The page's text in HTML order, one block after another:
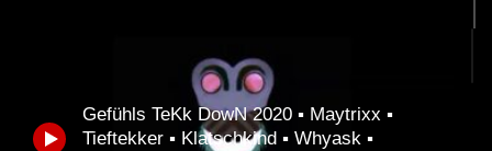
Später
00:52:44
Gefühls TeKk DowN 2020 ▪ Maytrixx ▪
Tieftekker ▪ Klatschkind ▪ Whyask ▪